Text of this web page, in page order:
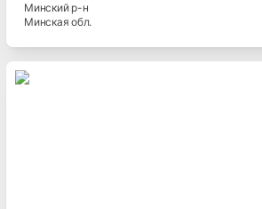
Минскийр-н
Минская обл.